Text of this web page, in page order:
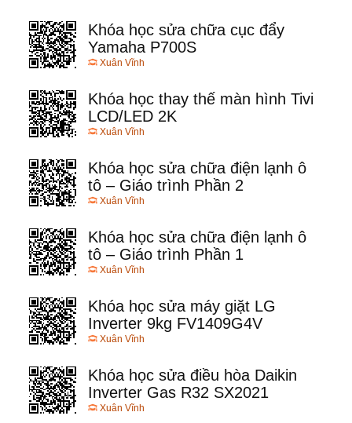
Khóa học sửa chữa cục đẩy
Yamaha P700S
Xuân Vĩnh
Khóa học thay thế màn hình Tivi
LCD/LED 2K
Xuân Vĩnh
Khóa học sửa chữa điện lạnh ô
tô – Giáo trình Phần 2
Xuân Vĩnh
Khóa học sửa chữa điện lạnh ô
tô – Giáo trình Phần 1
Xuân Vĩnh
Khóa học sửa máy giặt LG
Inverter 9kg FV1409G4V
Xuân Vĩnh
Khóa học sửa điều hòa Daikin
Inverter Gas R32 SX2021
Xuân Vĩnh